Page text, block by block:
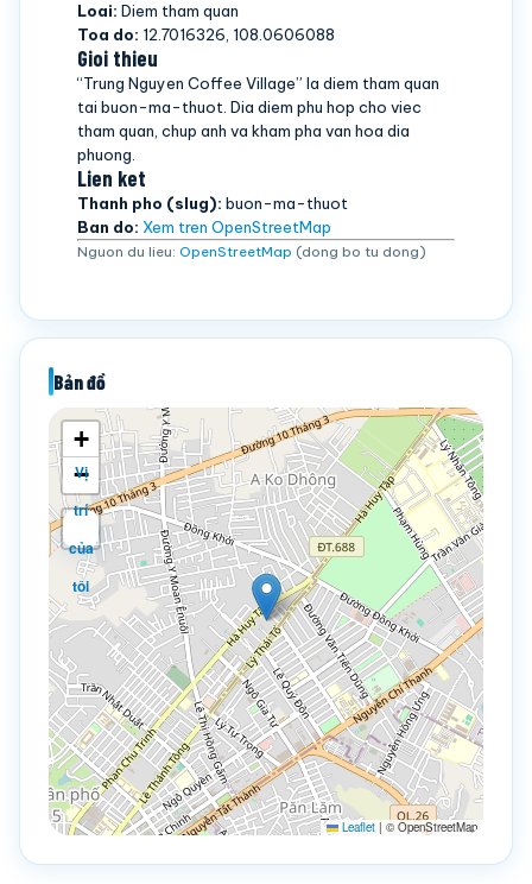
Loai: Diem tham quan
Toa do: 12.7016326, 108.0606088
Gioi thieu
“Trung Nguyen Coffee Village” la diem tham quan
tai buon-ma-thuot. Dia diem phu hop cho viec
tham quan, chup anh va kham pha van hoa dia
phuong.
Lien ket
Thanh pho (slug): buon-ma-thuot
Ban do: Xem tren OpenStreetMap
Nguon du lieu: OpenStreetMap (dong bo tu dong)
Bản đồ
+
−
Vị
trí
của
tôi
Leaflet | © OpenStreetMap